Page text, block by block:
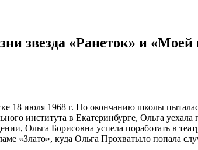
звезда «Ранеток» и «Моей
18 июля 1968 г. По окончанию школы
института в Екатеринбурге, Ольга
Ольга Борисовна успела поработать в
«Злато», куда Ольга Прохватыло попала